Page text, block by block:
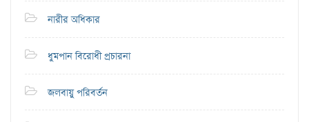
নারীর অধিকার
ধুমপান বিরোধী প্রচারনা
জলবায়ু পরিবর্তন